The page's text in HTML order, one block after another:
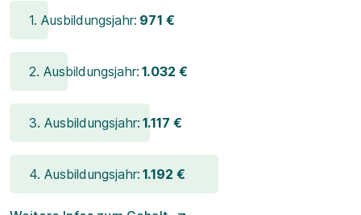
1. Ausbildungsjahr: 971 €
2. Ausbildungsjahr: 1.032 €
3. Ausbildungsjahr: 1.117 €
4. Ausbildungsjahr: 1.192 €